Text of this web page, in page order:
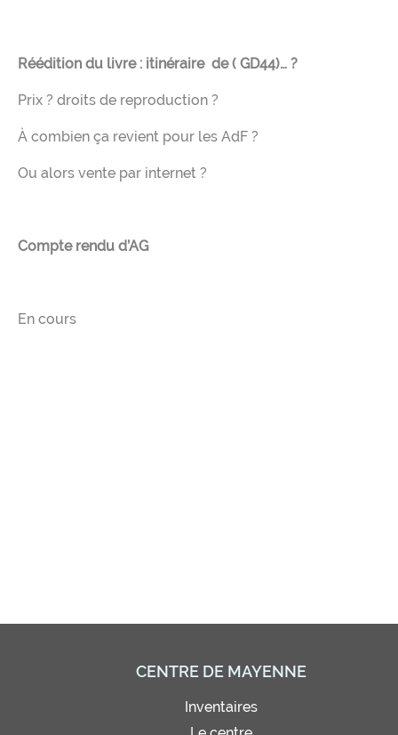
Réédition du livre : itinéraire de ( GD44)… ?
Prix ? droits de reproduction ?
À combien ça revient pour les AdF ?
Ou alors vente par internet ?
Compte rendu d’AG
En cours
CENTRE DE MAYENNE
Inventaires